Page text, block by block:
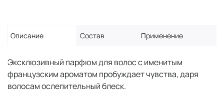
Описание Состав Применение
Эксклюзивный парфюм для волос с именитым
французским ароматом пробуждает чувства, даря
волосам ослепительный блеск.